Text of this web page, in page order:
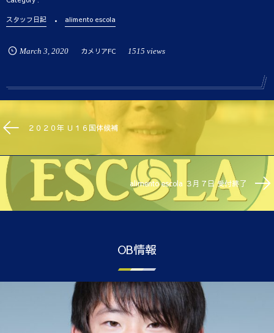
スタッフ日記 alimento escola
March 3, 2020 カメリアFC 1515 views
２０２０年 Ｕ１６国体候補
alimento escola ３月７日 受付終了
OB情報